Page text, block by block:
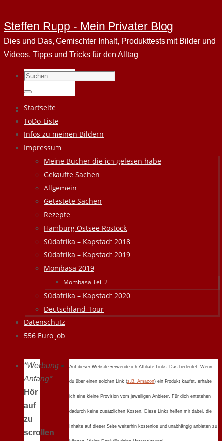
Steffen Rupp - Mein Privater Blog
Dies und Das, Gemischter Inhalt, Produkttests mit Bilder und
Videos, Tipps und Tricks für den Alltag
Suchen
nach:
Suchen
Zum
Inhalt
springen
Startseite
ToDo-Liste
Infos zu meinen Bildern
Impressum
Meine Bücher die ich gelesen habe
Gekaufte Sachen
Allgemein
Getestete Sachen
Rezepte
Hamburg Ostsee Rostock
Südafrika – Kapstadt 2018
Südafrika – Kapstadt 2019
Mombasa 2019
Mombasa Teil 2
Südafrika – Kapstadt 2020
Deutschland-Tour
Datenschutz
556 Euro Job
*Werbung
Anfang*
Hör
auf
zu
scrollen
Auf dieser Website verwende ich Affiliate-Links. Das bedeutet: Wenn
du über einen solchen Link (z.B. Amazon) ein Produkt kaufst, erhalte
ich eine kleine Provision vom jeweiligen Anbieter. Für dich entstehen
dadurch keine zusätzlichen Kosten. Diese Links helfen mir dabei, die
Inhalte auf dieser Seite weiterhin kostenlos und unabhängig anbieten zu